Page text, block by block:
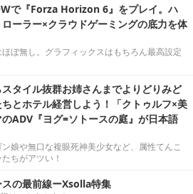
で『Forza Horizon 6』をプレイ。ハ
ーラー×クラウドゲーミングの底力を体
ぼ無し。グラフィックスはもちろん最高設定
タイル抜群お姉さんまでよりどりみど
ちとホテル経営しよう！「クトゥルフ×美
ADV『ヨグ=ソトースの庭』が日本語
娘や無口な複眼死神美少女など、属性てんこ
ちがアツい！
の最前線ーXsolla特集